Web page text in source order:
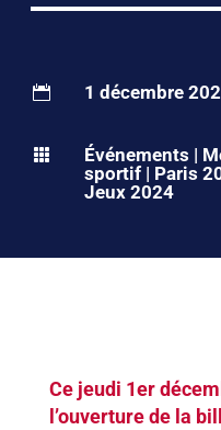
 1 décembre
 Événements |
sportif | Paris
Jeux 2024
Ce jeudi 1er
l’ouverture de la